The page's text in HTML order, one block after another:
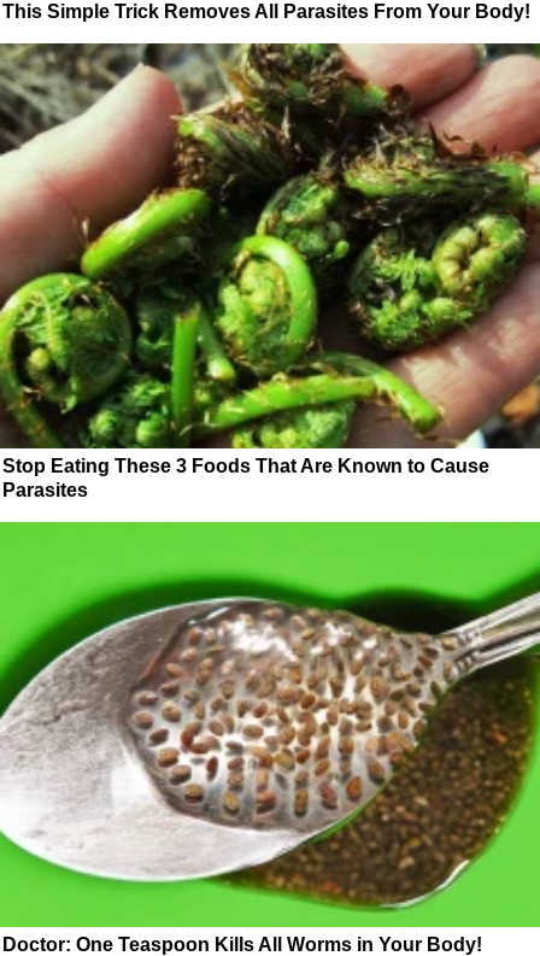
This Simple Trick Removes All Parasites From Your Body!
Stop Eating These 3 Foods That Are Known to Cause
Parasites
Doctor: One Teaspoon Kills All Worms in Your Body!